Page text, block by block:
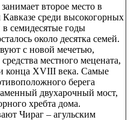
второе место в
Кавказе среди высокогорных
семидесятые годы
около десятка семей.
с новой мечетью,
местного мецената,
конца XVIII века. Самые
берега
двухарочный мост,
хребта дома.
Чираг – агульским